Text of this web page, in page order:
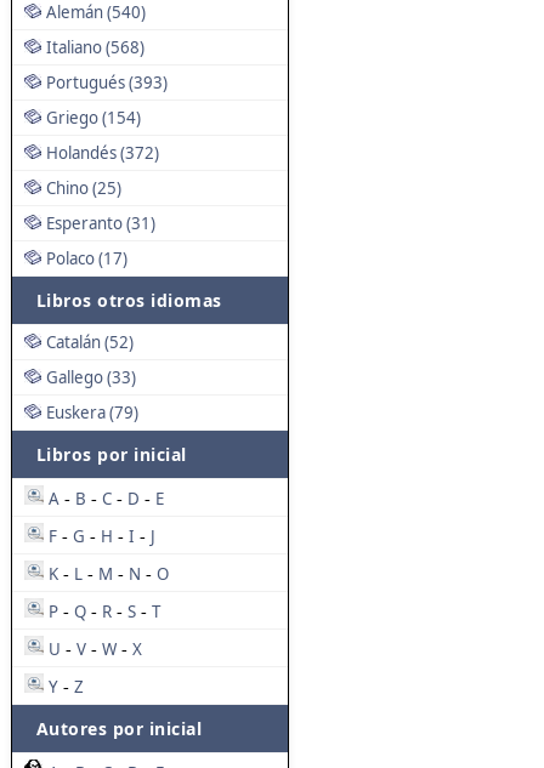
Alemán (540)
Italiano (568)
Portugués (393)
Griego (154)
Holandés (372)
Chino (25)
Esperanto (31)
Polaco (17)
Libros otros idiomas
Catalán (52)
Gallego (33)
Euskera (79)
Libros por inicial
A - B - C - D - E
F - G - H - I - J
K - L - M - N - O
P - Q - R - S - T
U - V - W - X
Y - Z
Autores por inicial